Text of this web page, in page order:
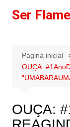
paraSer
Página inicial
OUÇA:
OUÇA: